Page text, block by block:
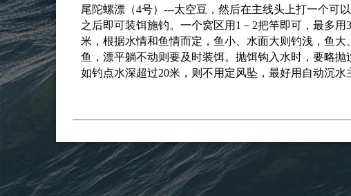
尾陀螺漂（4号）---太空豆，然后在主线头上打一个可
之后即可装饵施钓。一个窝区用1－2把竿即可，最多
米，根据水情和鱼情而定，鱼小、水面大则钓浅，鱼
鱼，漂平躺不动则要及时装饵。抛饵钩入水时，要略抛
如钓点水深超过20米，则不用定风坠，最好用自动沉水